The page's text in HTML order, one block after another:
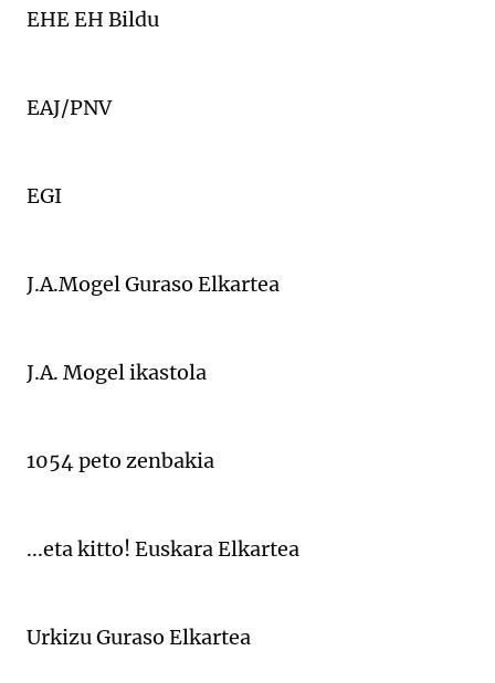
EHE EH Bildu
EAJ/PNV
EGI
J.A.Mogel Guraso Elkartea
J.A. Mogel ikastola
1054 peto zenbakia
...eta kitto! Euskara Elkartea
Urkizu Guraso Elkartea